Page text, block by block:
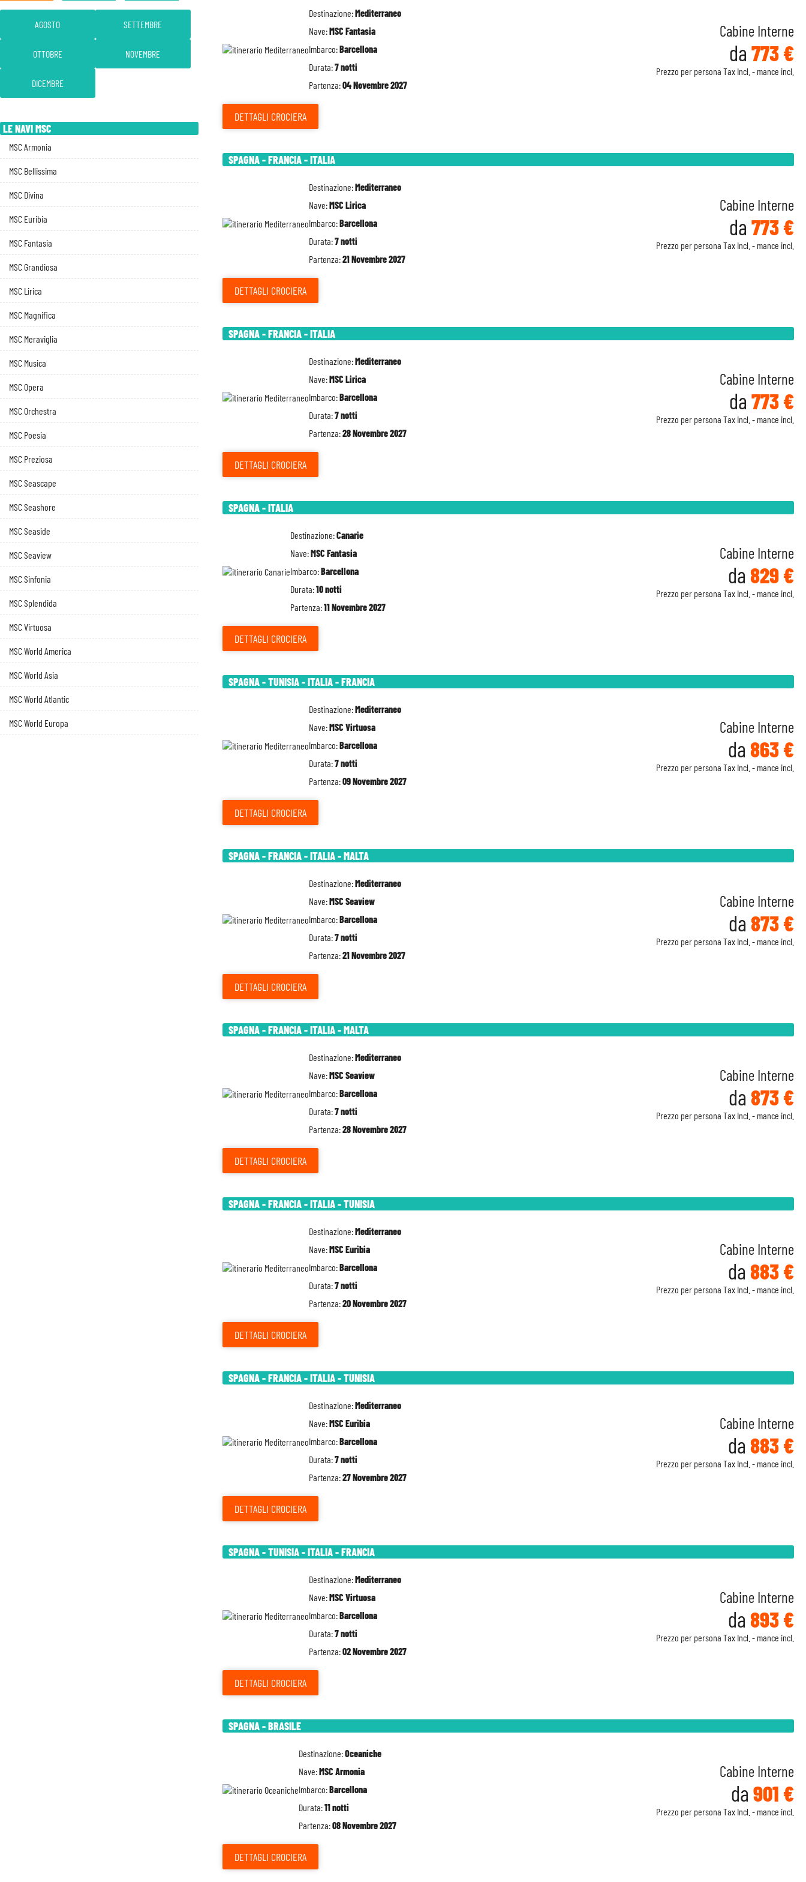
Destinazione:Mediterraneo
Nave:MSC Fantasia
Imbarco:Barcellona
Durata:7 notti
Partenza:04 Novembre 2027
Cabine Interne
da 773 €
Prezzo per persona Tax Incl. - mance incl.
DETTAGLI CROCIERA
SPAGNA - FRANCIA - ITALIA
Destinazione:Mediterraneo
Nave:MSC Lirica
Imbarco:Barcellona
Durata:7 notti
Partenza:21 Novembre 2027
Cabine Interne
da 773 €
Prezzo per persona Tax Incl. - mance incl.
DETTAGLI CROCIERA
SPAGNA - FRANCIA - ITALIA
Destinazione:Mediterraneo
Nave:MSC Lirica
Imbarco:Barcellona
Durata:7 notti
Partenza:28 Novembre 2027
Cabine Interne
da 773 €
Prezzo per persona Tax Incl. - mance incl.
DETTAGLI CROCIERA
SPAGNA - ITALIA
Destinazione:Canarie
Nave:MSC Fantasia
Imbarco:Barcellona
Durata:10 notti
Partenza:11 Novembre 2027
Cabine Interne
da 829 €
Prezzo per persona Tax Incl. - mance incl.
DETTAGLI CROCIERA
SPAGNA - TUNISIA - ITALIA - FRANCIA
Destinazione:Mediterraneo
Nave:MSC Virtuosa
Imbarco:Barcellona
Durata:7 notti
Partenza:09 Novembre 2027
Cabine Interne
da 863 €
Prezzo per persona Tax Incl. - mance incl.
DETTAGLI CROCIERA
SPAGNA - FRANCIA - ITALIA - MALTA
Destinazione:Mediterraneo
Nave:MSC Seaview
Imbarco:Barcellona
Durata:7 notti
Partenza:21 Novembre 2027
Cabine Interne
da 873 €
Prezzo per persona Tax Incl. - mance incl.
DETTAGLI CROCIERA
SPAGNA - FRANCIA - ITALIA - MALTA
Destinazione:Mediterraneo
Nave:MSC Seaview
Imbarco:Barcellona
Durata:7 notti
Partenza:28 Novembre 2027
Cabine Interne
da 873 €
Prezzo per persona Tax Incl. - mance incl.
DETTAGLI CROCIERA
SPAGNA - FRANCIA - ITALIA - TUNISIA
Destinazione:Mediterraneo
Nave:MSC Euribia
Imbarco:Barcellona
Durata:7 notti
Partenza:20 Novembre 2027
Cabine Interne
da 883 €
Prezzo per persona Tax Incl. - mance incl.
DETTAGLI CROCIERA
SPAGNA - FRANCIA - ITALIA - TUNISIA
Destinazione:Mediterraneo
Nave:MSC Euribia
Imbarco:Barcellona
Durata:7 notti
Partenza:27 Novembre 2027
Cabine Interne
da 883 €
Prezzo per persona Tax Incl. - mance incl.
DETTAGLI CROCIERA
SPAGNA - TUNISIA - ITALIA - FRANCIA
Destinazione:Mediterraneo
Nave:MSC Virtuosa
Imbarco:Barcellona
Durata:7 notti
Partenza:02 Novembre 2027
Cabine Interne
da 893 €
Prezzo per persona Tax Incl. - mance incl.
DETTAGLI CROCIERA
SPAGNA - BRASILE
Destinazione:Oceaniche
Nave:MSC Armonia
Imbarco:Barcellona
Durata:11 notti
Partenza:08 Novembre 2027
Cabine Interne
da 901 €
Prezzo per persona Tax Incl. - mance incl.
DETTAGLI CROCIERA
AGOSTO SETTEMBRE
OTTOBRE NOVEMBRE
DICEMBRE
LE NAVI MSC
MSC Armonia
MSC Bellissima
MSC Divina
MSC Euribia
MSC Fantasia
MSC Grandiosa
MSC Lirica
MSC Magnifica
MSC Meraviglia
MSC Musica
MSC Opera
MSC Orchestra
MSC Poesia
MSC Preziosa
MSC Seascape
MSC Seashore
MSC Seaside
MSC Seaview
MSC Sinfonia
MSC Splendida
MSC Virtuosa
MSC World America
MSC World Asia
MSC World Atlantic
MSC World Europa